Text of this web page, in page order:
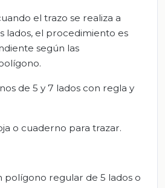
el trazo se realiza a
lados, el procedimiento es
según las
de 5 y 7 lados con regla y
o cuaderno para trazar.
polígono regular de 5 lados o